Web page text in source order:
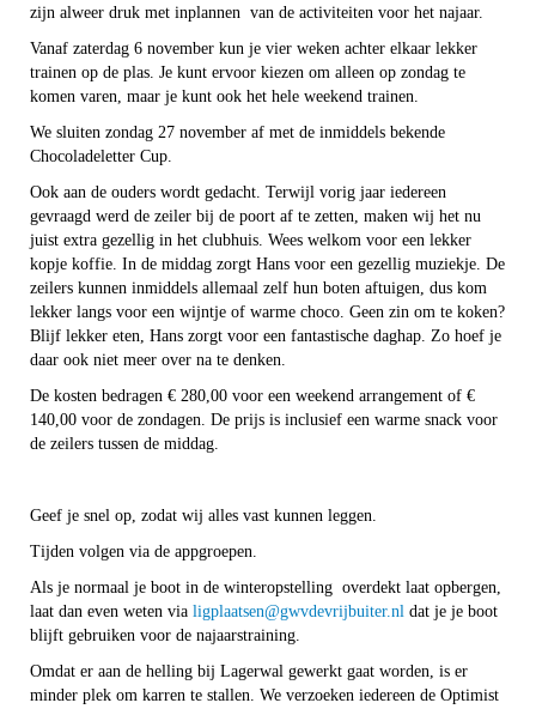
zijn alweer druk met inplannen van de activiteiten voor het najaar.
Vanaf zaterdag 6 november kun je vier weken achter elkaar lekker
trainen op de plas. Je kunt ervoor kiezen om alleen op zondag te
komen varen, maar je kunt ook het hele weekend trainen.
We sluiten zondag 27 november af met de inmiddels bekende
Chocoladeletter Cup.
Ook aan de ouders wordt gedacht. Terwijl vorig jaar iedereen
gevraagd werd de zeiler bij de poort af te zetten, maken wij het nu
juist extra gezellig in het clubhuis. Wees welkom voor een lekker
kopje koffie. In de middag zorgt Hans voor een gezellig muziekje. De
zeilers kunnen inmiddels allemaal zelf hun boten aftuigen, dus kom
lekker langs voor een wijntje of warme choco. Geen zin om te koken?
Blijf lekker eten, Hans zorgt voor een fantastische daghap. Zo hoef je
daar ook niet meer over na te denken.
De kosten bedragen € 280,00 voor een weekend arrangement of €
140,00 voor de zondagen. De prijs is inclusief een warme snack voor
de zeilers tussen de middag.
Geef je snel op, zodat wij alles vast kunnen leggen.
Tijden volgen via de appgroepen.
Als je normaal je boot in de winteropstelling overdekt laat opbergen,
laat dan even weten via nestaalpgil@gwvdevrijbuiter.nl dat je je boot
blijft gebruiken voor de najaarstraining.
Omdat er aan de helling bij Lagerwal gewerkt gaat worden, is er
minder plek om karren te stallen. We verzoeken iedereen de Optimist